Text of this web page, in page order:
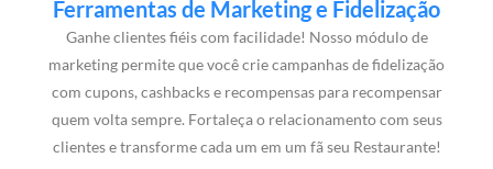
Ferramentas de Marketing e Fidelização
Ganhe clientes fiéis com facilidade! Nosso módulo de
marketing permite que você crie campanhas de fidelização
com cupons, cashbacks e recompensas para recompensar
quem volta sempre. Fortaleça o relacionamento com seus
clientes e transforme cada um em um fã seu Restaurante!